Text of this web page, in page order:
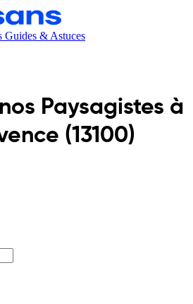
Guides & Astuces
Paysagistes à
(13100)